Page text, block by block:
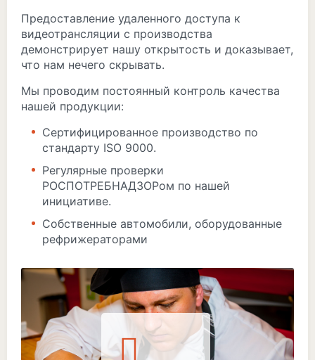
Предоставление удаленного доступа к
видеотрансляции с производства
демонстрирует нашу открытость и доказывает,
что нам нечего скрывать.
Мы проводим постоянный контроль качества
нашей продукции:
Сертифицированное производство по
стандарту ISO 9000.
Регулярные проверки
РОСПОТРЕБНАДЗОРом по нашей
инициативе.
Собственные автомобили, оборудованные
рефрижераторами